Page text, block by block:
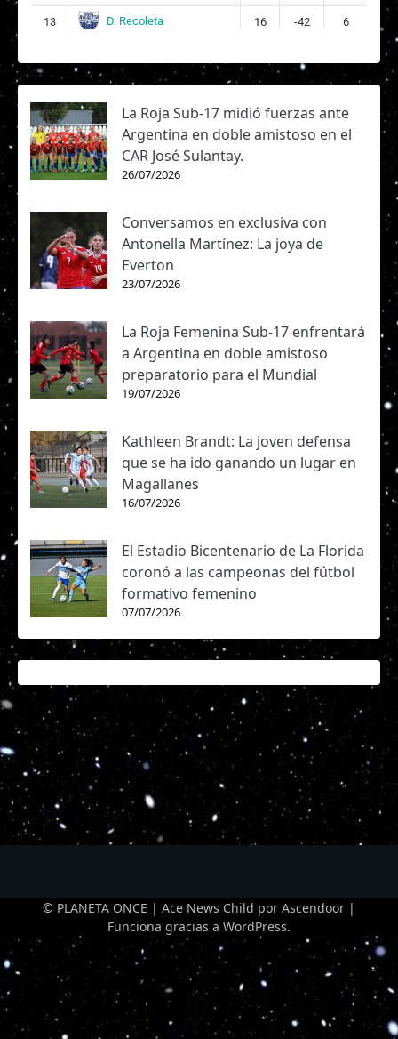
13 D. Recoleta 16 -42 6
La Roja Sub-17 midió fuerzas ante
Argentina en doble amistoso en el
CAR José Sulantay.
26/07/2026
Conversamos en exclusiva con
Antonella Martínez: La joya de
Everton
23/07/2026
La Roja Femenina Sub-17 enfrentará
a Argentina en doble amistoso
preparatorio para el Mundial
19/07/2026
Kathleen Brandt: La joven defensa
que se ha ido ganando un lugar en
Magallanes
16/07/2026
El Estadio Bicentenario de La Florida
coronó a las campeonas del fútbol
formativo femenino
07/07/2026
© PLANETA ONCE | Ace News Child por Ascendoor |
Funciona gracias a WordPress.
Optimized by Seraphinite Accelerator
Turns on site high speed to be attractive for people and search engines.